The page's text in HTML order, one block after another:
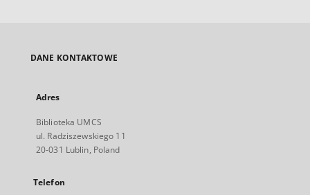
DANE KONTAKTOWE
Adres
Biblioteka UMCS
ul. Radziszewskiego 11
20-031 Lublin, Poland
Telefon